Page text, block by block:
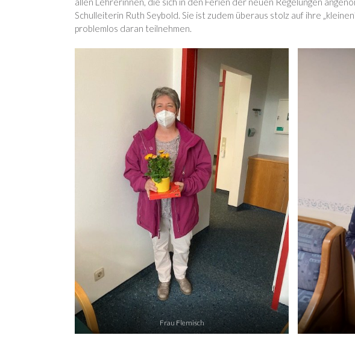
Schulleiterin Ruth Seybold. Sie ist zudem überaus stolz auf ihre
problemlos daran teilnehmen.
Frau Flemisch